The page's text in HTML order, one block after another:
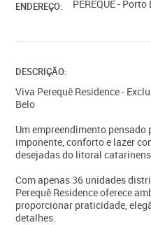
ENDEREÇO: PEREQUÊ - Porto
DESCRIÇÃO:
Viva Perequê Residence -
Belo
Um empreendimento
imponente, conforto e lazer
desejadas do litoral
Com apenas 36 unidades
Perequê Residence oferece
proporcionar praticidade,
detalhes.